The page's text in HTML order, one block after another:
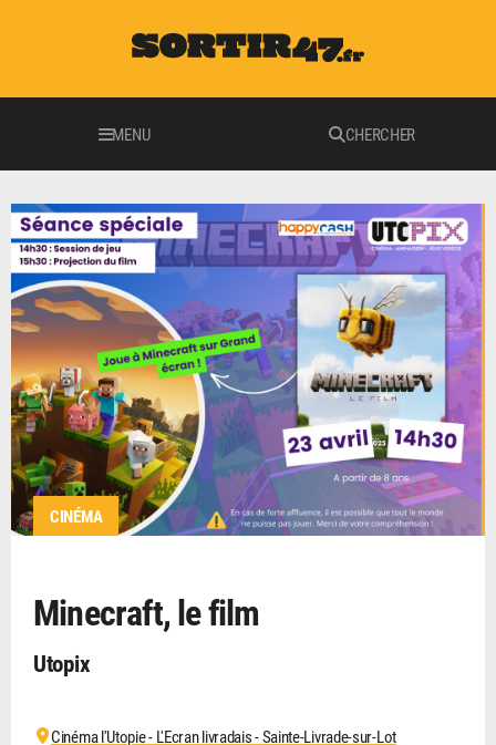
MENU CHERCHER
CINÉMA
Minecraft, le film
Utopix
Cinéma l'Utopie - L'Ecran livradais - Sainte-Livrade-sur-Lot